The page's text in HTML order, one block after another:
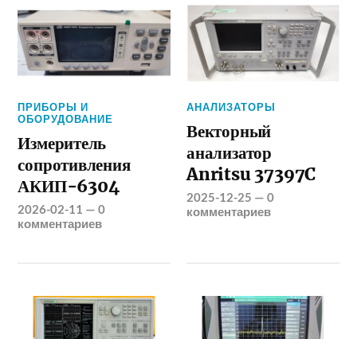
ПРИБОРЫ И
ОБОРУДОВАНИЕ
Измеритель
сопротивления
АКИП-6304
2026-02-11 —0
комментариев
АНАЛИЗАТОРЫ
Векторный
анализатор
Anritsu 37397C
2025-12-25 —0
комментариев